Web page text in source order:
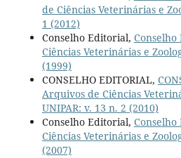
de Ciências Veterinárias e
1 (2012)
Conselho Editorial,
Ciências Veterinárias e
(1999)
CONSELHO EDITORIAL,
Arquivos de Ciências
UNIPAR: v. 13 n. 2 (2010)
Conselho Editorial,
Ciências Veterinárias e
(2007)